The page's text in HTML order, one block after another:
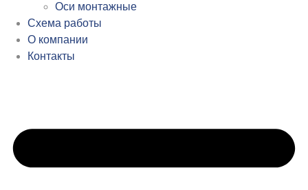
Оси монтажные
Схема работы
О компании
Контакты